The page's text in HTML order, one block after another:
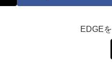
EDGE